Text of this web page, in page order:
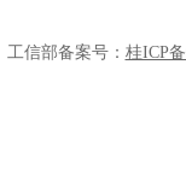
工信部备案号： 桂ICP